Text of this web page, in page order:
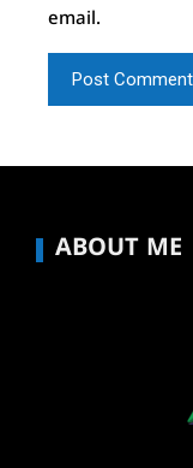
email.
ABOUT ME